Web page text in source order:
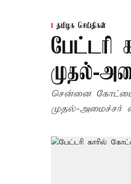
தமிழக செய்திகள்
பேட்டரி
முதல்-
சென்னை கோட்டை
முதல்-அமைச்சர்